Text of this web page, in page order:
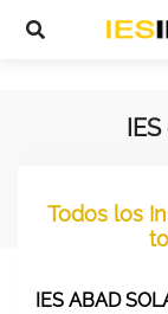
Todos los
IES ABAD